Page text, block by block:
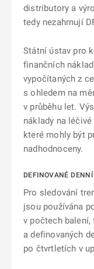
distributory a
tedy nezahrnují
Státní ústav pro
finančních
vypočítaných z
s ohledem na
v průběhu let.
náklady na
které mohly být
nadhodnoceny.
DEFINOVANÉ
Pro sledování
jsou používána
v počtech
a definovaných
po čtvrtletích v